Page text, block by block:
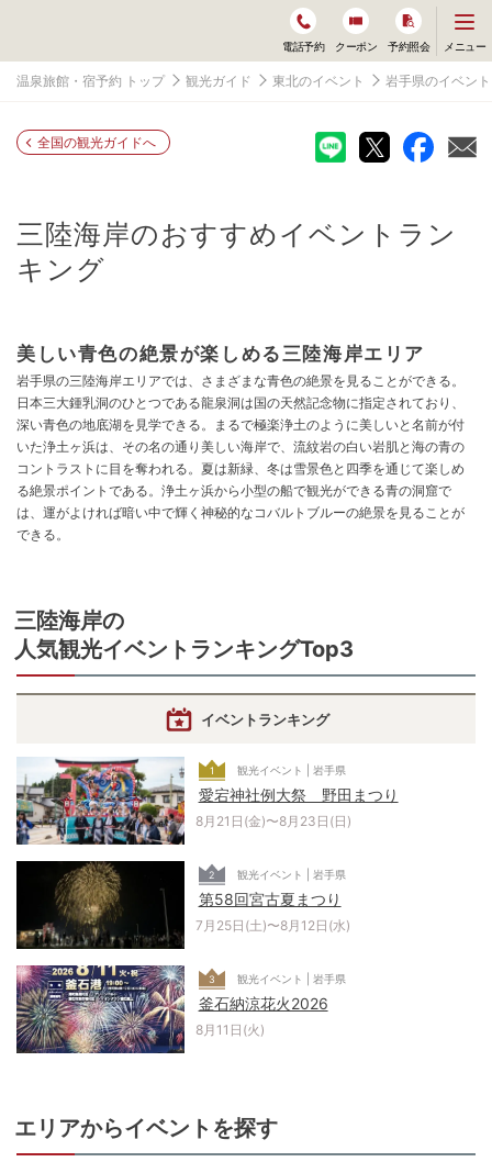
電話予約 クーポン 予約照会
ニ
ー
く
メニュー
温泉旅館・宿予約 トップ 観光ガイド 東北のイベント 岩手県のイベント
全国の観光ガイドへ
三陸海岸のおすすめイベントラン
キング
美しい青色の絶景が楽しめる三陸海岸エリア
岩手県の三陸海岸エリアでは、さまざまな青色の絶景を見ることができる。
日本三大鍾乳洞のひとつである龍泉洞は国の天然記念物に指定されており、
深い青色の地底湖を見学できる。まるで極楽浄土のように美しいと名前が付
いた浄土ヶ浜は、その名の通り美しい海岸で、流紋岩の白い岩肌と海の青の
コントラストに目を奪われる。夏は新緑、冬は雪景色と四季を通じて楽しめ
る絶景ポイントである。浄土ヶ浜から小型の船で観光ができる青の洞窟で
は、運がよければ暗い中で輝く神秘的なコバルトブルーの絶景を見ることが
できる。
三陸海岸の
人気観光イベントランキングTop3
イベントランキング
1 観光イベント | 岩手県
愛宕神社例大祭 野田まつり
8月21日(金)〜8月23日(日)
2 観光イベント | 岩手県
第58回宮古夏まつり
7月25日(土)〜8月12日(水)
3 観光イベント | 岩手県
釜石納涼花火2026
8月11日(火)
エリアからイベントを探す